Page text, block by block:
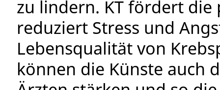
zu lindern. KT fördert die
reduziert Stress und
Lebensqualität von
können die Künste auch